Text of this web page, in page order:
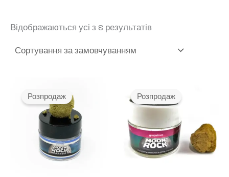
Відображаються усі з 8 результатів
Розпродаж Розпродаж